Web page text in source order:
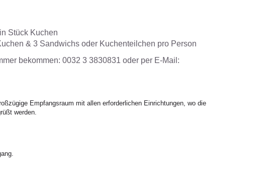
Stück Kuchen
& 3 Sandwichs oder Kuchenteilchen pro Person
bekommen: 0032 3 3830831 oder per E-Mail:
Empfangsraum mit allen erforderlichen Einrichtungen, wo die
werden.